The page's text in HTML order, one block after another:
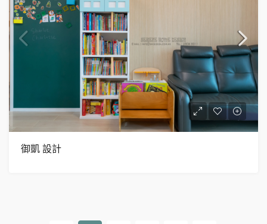
御凱 設計